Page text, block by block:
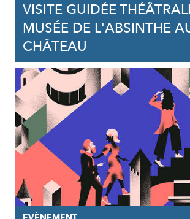
VISITE GUIDÉE
MUSÉE DE L'ABSINTHE
CHÂTEAU